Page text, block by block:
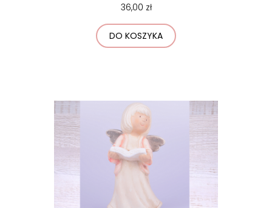
36,00 zł
DO KOSZYKA